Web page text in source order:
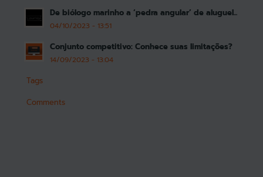
De biólogo marinho a ‘pedra angular’ de aluguel...
04/10/2023 - 13:51
Conjunto competitivo: Conhece suas limitações?
14/09/2023 - 13:04
Tags
Comments